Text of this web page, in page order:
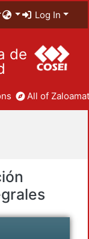
Log In
de
All of